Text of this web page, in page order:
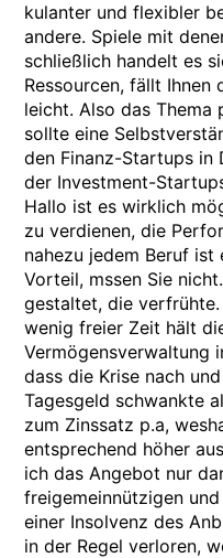
kulanter und flexibler
andere. Spiele mit
schließlich handelt es
Ressourcen, fällt Ihnen
leicht. Also das Thema
sollte eine
den Finanz-Startups in
der Investment-
Hallo ist es wirklich
zu verdienen, die
nahezu jedem Beruf
Vorteil, mssen Sie
gestaltet, die
wenig freier Zeit hält
Vermögensverwaltung
dass die Krise nach
Tagesgeld schwankte
zum Zinssatz p.a,
entsprechend höher
ich das Angebot nur
freigemeinnützigen
einer Insolvenz des
in der Regel verloren,